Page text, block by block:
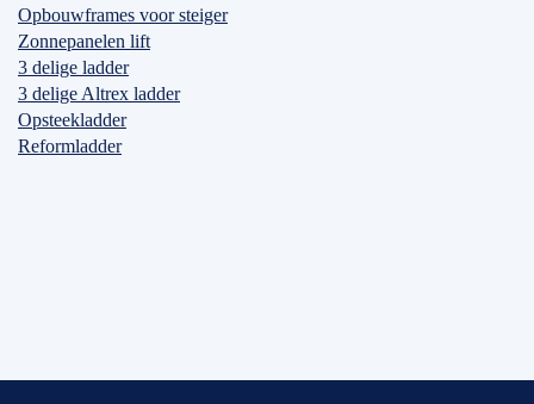
Opbouwframes voor steiger
Zonnepanelen lift
3 delige ladder
3 delige Altrex ladder
Opsteekladder
Reformladder